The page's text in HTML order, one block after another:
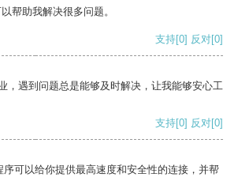
帮助我解决很多问题。
支持[0] 反对[0]
，遇到问题总是能够及时解决，让我能够安心工
支持[0] 反对[0]
可以给你提供最高速度和安全性的连接，并帮